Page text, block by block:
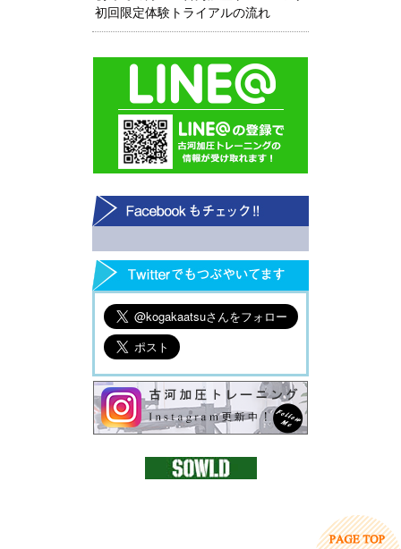
初回限定体験トライアルの流れ